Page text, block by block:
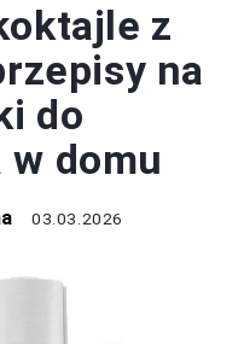
z
na
do
domu
03.03.2026